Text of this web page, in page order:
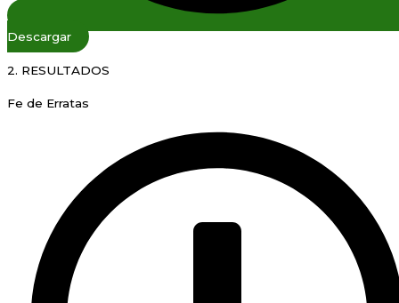
Descargar
2. RESULTADOS
Fe de Erratas